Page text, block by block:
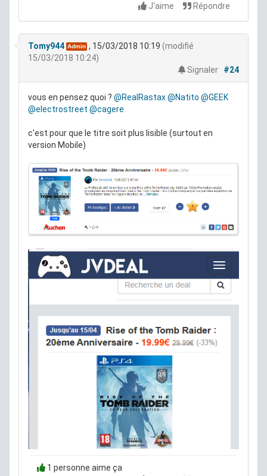
J'aime
Répondre
Tomy944 Admin , 15/03/2018 10:19 (modifié
15/03/2018 10:24)
Signaler
#24
vous en pensez quoi ? @RealRastax@Natito @GEEK
@electrostreet @cagere
c'est pour que le titre soit plus lisible (surtout en
version Mobile)
1 personne aime ça